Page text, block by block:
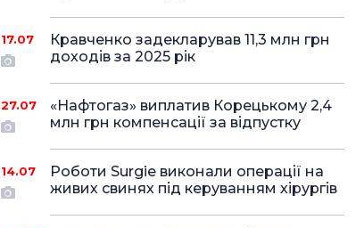
17.07
Кравченко задекларував 11,3 млн грн
доходів за 2025 рік
27.07
«Нафтогаз» виплатив Корецькому 2,4
млн грн компенсації за відпустку
14.07
Роботи Surgie виконали операції на
живих свинях під керуванням хірургів